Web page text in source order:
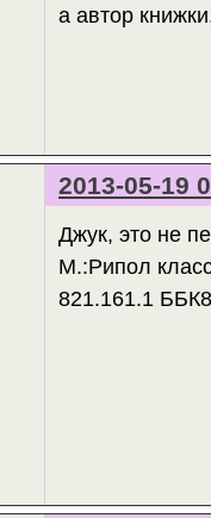
а автор
2013-05-19
Джук, это не
М.:Рипол
821.161.1